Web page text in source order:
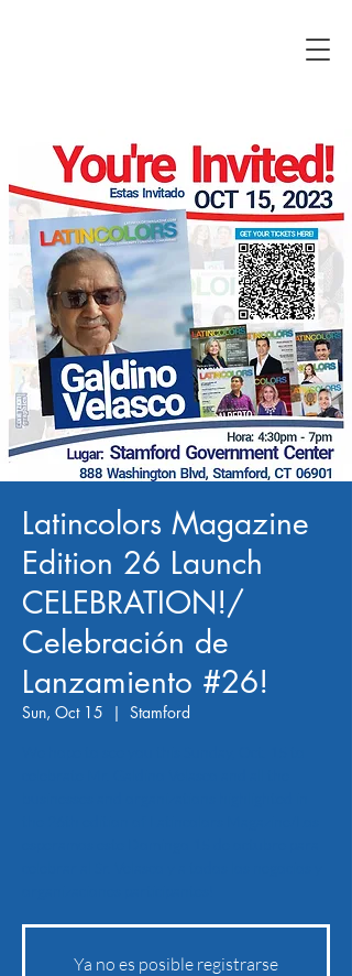
Latincolors Magazine
Edition 26 Launch
CELEBRATION!/
Celebración de
Lanzamiento #26!
Sun, Oct 15
  |
Stamford
Ya no es posible registrarse